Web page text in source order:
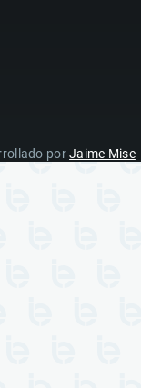
porJaime Mise